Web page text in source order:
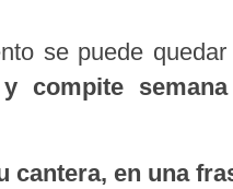
se puede
compite
cantera, en una